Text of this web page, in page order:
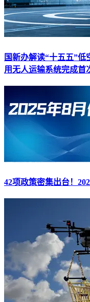
国新办解读“十五五”
用无人运输系统完成首
42项政策密集出台！